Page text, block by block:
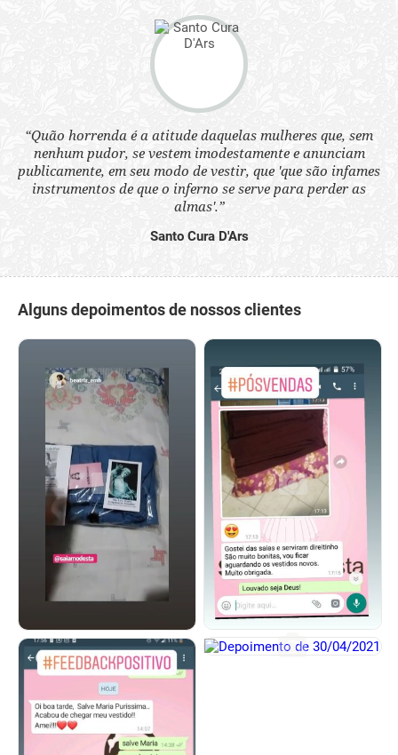
“Quão horrenda é a atitude daquelas mulheres que, sem
nenhum pudor, se vestem imodestamente e anunciam
publicamente, em seu modo de vestir, que 'que são infames
instrumentos de que o inferno se serve para perder as
almas'.”
Santo Cura D'Ars
Alguns depoimentos de nossos clientes